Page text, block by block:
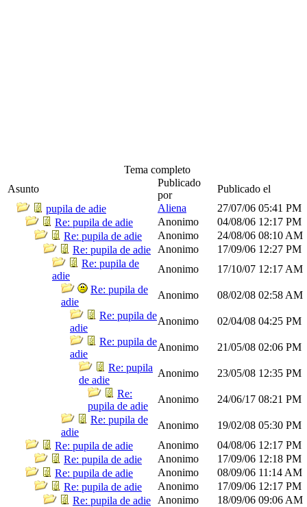
Tema completo
Asunto
Publicado
por
Publicado el
pupila de adie
Aliena 27/07/06 05:41 PM
Re: pupila de adie
Anonimo 04/08/06 12:17 PM
Re: pupila de adie
Anonimo 24/08/06 08:10 AM
Re: pupila de adie
Anonimo 17/09/06 12:27 PM
Re: pupila de
adie
Anonimo 17/10/07 12:17 AM
Re: pupila de
adie
Anonimo 08/02/08 02:58 AM
Re: pupila de
adie
Anonimo 02/04/08 04:25 PM
Re: pupila de
adie
Anonimo 21/05/08 02:06 PM
Re: pupila
de adie
Anonimo 23/05/08 12:35 PM
Re:
pupila de adie
Anonimo 24/06/17 08:21 PM
Re: pupila de
adie
Anonimo 19/02/08 05:30 PM
Re: pupila de adie
Anonimo 04/08/06 12:17 PM
Re: pupila de adie
Anonimo 17/09/06 12:18 PM
Re: pupila de adie
Anonimo 08/09/06 11:14 AM
Re: pupila de adie
Anonimo 17/09/06 12:17 PM
Re: pupila de adie
Anonimo 18/09/06 09:06 AM